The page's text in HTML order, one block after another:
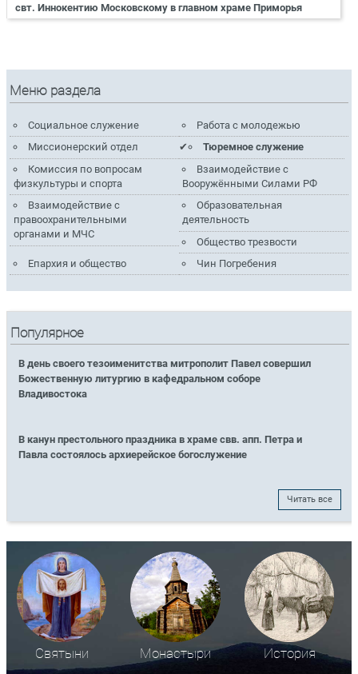
свт. Иннокентию Московскому в главном храме Приморья
Меню раздела
Социальное служение
Работа с молодежью
Миссионерский отдел
Тюремное служение
Комиссия по вопросам
физкультуры и спорта
Взаимодействие с
Вооружёнными Силами РФ
Взаимодействие с
правоохранительными
органами и МЧС
Образовательная
деятельность
Общество трезвости
Епархия и общество
Чин Погребения
Популярное
В день своего тезоименитства митрополит Павел совершил
Божественную литургию в кафедральном соборе
Владивостока
В канун престольного праздника в храме свв. апп. Петра и
Павла состоялось архиерейское богослужение
Читать все
Святыни Монастыри История